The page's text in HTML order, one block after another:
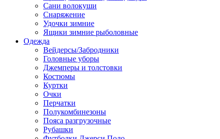
Сани волокуши
Снаряжение
Удочки зимние
Ящики зимние рыболовные
Одежда
Вейдерсы/Забродники
Головные уборы
Джемперы и толстовки
Костюмы
Куртки
Очки
Перчатки
Полукомбинезоны
Пояса разгрузочные
Рубашки